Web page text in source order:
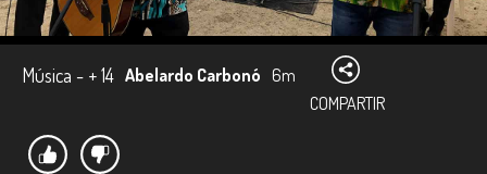
Música - + 14 Abelardo Carbonó 6m
COMPARTIR